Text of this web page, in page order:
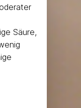
Säure,